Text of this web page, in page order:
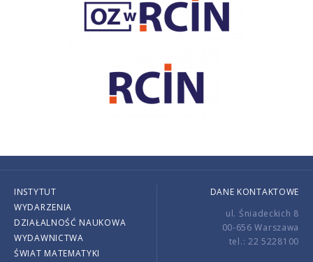
INSTYTUT
WYDARZENIA
DZIAŁALNOŚĆ NAUKOWA
WYDAWNICTWA
ŚWIAT MATEMATYKI
DANE KONTAKTOWE
ul. Śniadeckich 8
00-656 Warszawa
tel.: 22 5228100